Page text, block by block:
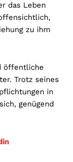
das Leben
zu ihm
öffentliche
Trotz seines
in
genügend